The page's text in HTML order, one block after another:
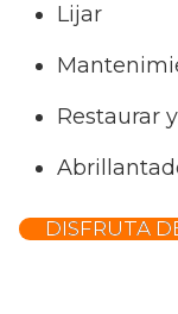
Lijar
Restaurar
DISFRUTA